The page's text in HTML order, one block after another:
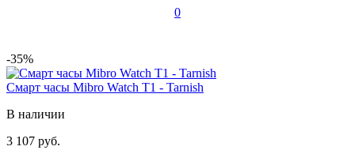
0
-35%
Смарт часы Mibro Watch T1 - Tarnish
В наличии
3 107 руб.